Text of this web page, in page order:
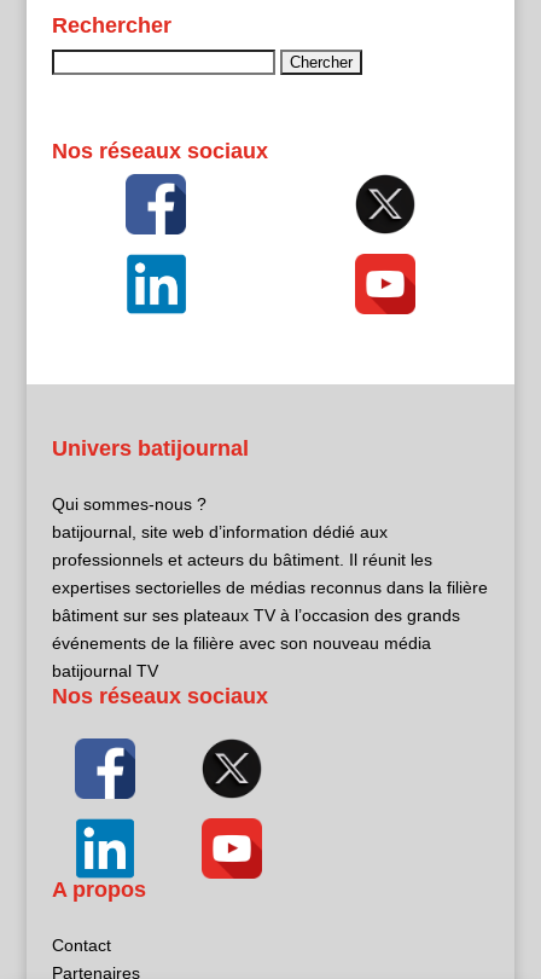
Rechercher
Nos réseaux sociaux
Univers batijournal
Qui sommes-nous ?
batijournal, site web d’information dédié aux
professionnels et acteurs du bâtiment. Il réunit les
expertises sectorielles de médias reconnus dans la filière
bâtiment sur ses plateaux TV à l’occasion des grands
événements de la filière avec son nouveau média
batijournal TV
Nos réseaux sociaux
A propos
Contact
Partenaires